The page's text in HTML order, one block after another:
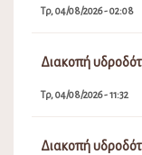
Τρ, 04/08/2026 - 02:08
Διακοπή
Τρ, 04/08/2026 - 11:32
Διακοπή